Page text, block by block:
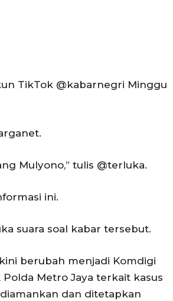
TikTok @kabarnegri Minggu
Mulyono,” tulis @terluka.
ini.
suara soal kabar tersebut.
berubah menjadi Komdigi
Metro Jaya terkait kasus
dan ditetapkan